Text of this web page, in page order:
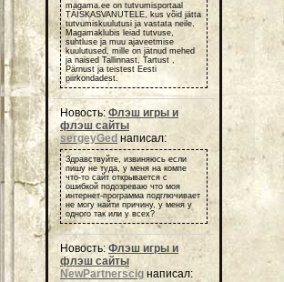
magama.ee on tutvumisportaal
TÄISKASVANUTELE, kus võid jätta
tutvumiskuulutusi ja vastata neile.
Magamaklubis leiad tutvuse,
suhtluse ja muu ajaveetmise
kuulutused, mille on jätnud mehed
ja naised Tallinnast, Tartust ,
Pärnust ja teistest Eesti
piirkondadest.
Новость: Флэш игры и
флэш сайты
sergeyGed написал:
Здравствуйте, извиняюсь если
пишу не туда, у меня на компе
что-то сайт открывается с
ошибкой подозреваю что моя
интернет-программа подглючивает
не могу найти причину, у меня у
одного так или у всех?
Новость: Флэш игры и
флэш сайты
NewPartnerscig написал: